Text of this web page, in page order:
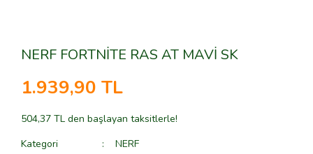
NERF FORTNİTE RAS AT MAVİ SK
1.939,90 TL
504,37 TL den başlayan taksitlerle!
Kategori
NERF